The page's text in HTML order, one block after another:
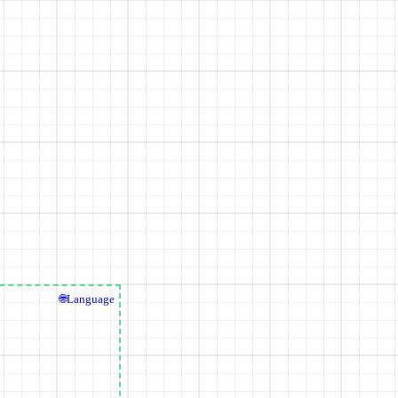
🌐Language